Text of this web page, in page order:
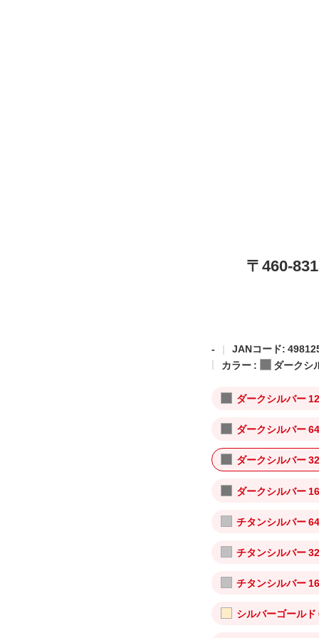
〒460-
-
JANコード:
カラー :
ダークシ
ダークシルバー
ダークシルバー
ダークシルバー
ダークシルバー
チタンシルバー
チタンシルバー
チタンシルバー
シルバーゴール